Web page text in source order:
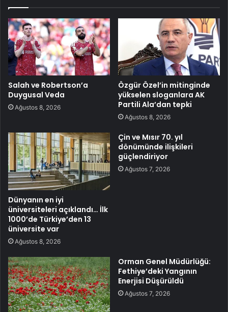
Salah ve Robertson’a
Duygusal Veda
Ağustos 8, 2026
Özgür Özel’in mitinginde
yükselen sloganlara AK
Partili Ala’dan tepki
Ağustos 8, 2026
Dünyanın en iyi
üniversiteleri açıklandı… İlk
1000’de Türkiye’den 13
üniversite var
Ağustos 8, 2026
Çin ve Mısır 70. yıl
dönümünde ilişkileri
güçlendiriyor
Ağustos 7, 2026
Orman Genel Müdürlüğü:
Fethiye’deki Yangının
Enerjisi Düşürüldü
Ağustos 7, 2026